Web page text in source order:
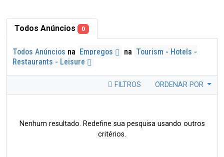
Todos Anúncios 0
Todos Anúncios na Empregos na Tourism - Hotels -
Restaurants - Leisure
FILTROS ORDENAR POR
Nenhum resultado. Redefine sua pesquisa usando outros
critérios.